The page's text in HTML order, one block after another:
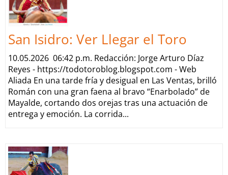
San Isidro: Ver Llegar el Toro
10.05.2026 06:42 p.m. Redacción: Jorge Arturo Díaz
Reyes - https://todotoroblog.blogspot.com - Web
Aliada En una tarde fría y desigual en Las Ventas, brilló
Román con una gran faena al bravo “Enarbolado” de
Mayalde, cortando dos orejas tras una actuación de
entrega y emoción. La corrida...